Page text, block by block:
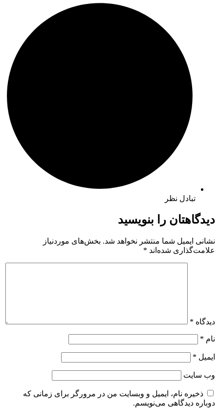
تبادل نظر
دیدگاهتان را بنویسید
نشانی ایمیل شما منتشر نخواهد شد. بخش‌های موردنیاز
علامت‌گذاری شده‌اند *
دیدگاه *
نام *
ایمیل *
وب‌ سایت
ذخیره نام، ایمیل و وبسایت من در مرورگر برای زمانی که
دوباره دیدگاهی می‌نویسم.